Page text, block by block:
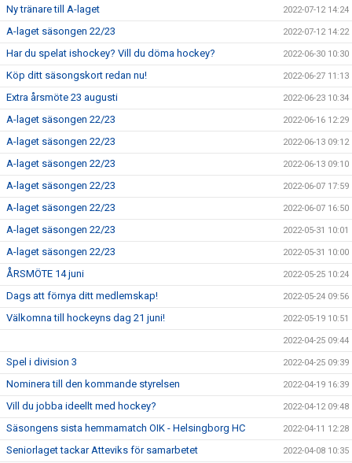
Ny tränare till A-laget 2022-07-12 14:24
A-laget säsongen 22/23 2022-07-12 14:22
Har du spelat ishockey? Vill du döma hockey? 2022-06-30 10:30
Köp ditt säsongskort redan nu! 2022-06-27 11:13
Extra årsmöte 23 augusti 2022-06-23 10:34
A-laget säsongen 22/23 2022-06-16 12:29
A-laget säsongen 22/23 2022-06-13 09:12
A-laget säsongen 22/23 2022-06-13 09:10
A-laget säsongen 22/23 2022-06-07 17:59
A-laget säsongen 22/23 2022-06-07 16:50
A-laget säsongen 22/23 2022-05-31 10:01
A-laget säsongen 22/23 2022-05-31 10:00
ÅRSMÖTE 14 juni 2022-05-25 10:24
Dags att förnya ditt medlemskap! 2022-05-24 09:56
Välkomna till hockeyns dag 21 juni! 2022-05-19 10:51
2022-04-25 09:44
Spel i division 3 2022-04-25 09:39
Nominera till den kommande styrelsen 2022-04-19 16:39
Vill du jobba ideellt med hockey? 2022-04-12 09:48
Säsongens sista hemmamatch OIK - Helsingborg HC 2022-04-11 12:28
Seniorlaget tackar Atteviks för samarbetet 2022-04-08 10:35